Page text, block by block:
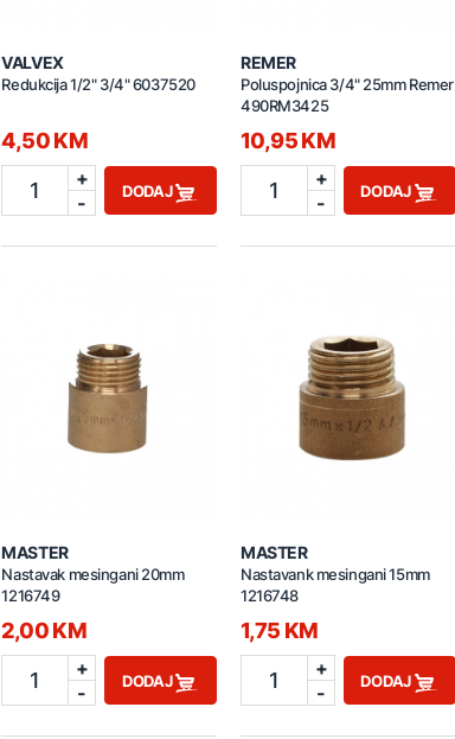
VALVEX
Redukcija 1/2" 3/4" 6037520
4,50 KM
1
+
-
DODAJ
REMER
Poluspojnica 3/4" 25mm Remer
490RM3425
10,95 KM
1
+
-
DODAJ
MASTER
Nastavak mesingani 20mm
1216749
2,00 KM
1
+
-
DODAJ
MASTER
Nastavank mesingani 15mm
1216748
1,75 KM
1
+
-
DODAJ